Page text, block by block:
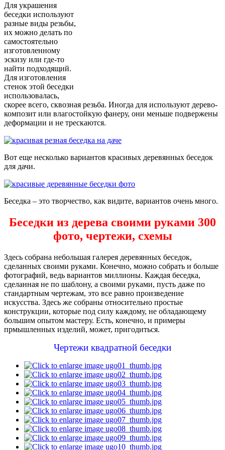
Для украшения
беседки используют
разные виды резьбы,
их можно делать по
самостоятельно
изготовленному
эскизу или где-то
найти подходящий.
Для изготовления
стенок этой беседки
использовалась,
скорее всего, сквозная резьба. Иногда для используют дерево-
композит или влагостойкую фанеру, они меньше подвержены
деформации и не трескаются.
Вот еще несколько вариантов красивых деревянных беседок
для дачи.
Беседка – это творчество, как видите, вариантов очень много.
Беседки из дерева своими руками 300
фото, чертежи, схемы
Здесь собрана небольшая галерея деревянных беседок,
сделанных своими руками. Конечно, можно собрать и больше
фотографий, ведь вариантов миллионы. Каждая беседка,
сделанная не по шаблону, а своими руками, пусть даже по
стандартным чертежам, это все равно произведение
искусства. Здесь же собраны относительно простые
конструкции, которые под силу каждому, не обладающему
большим опытом мастеру. Есть, конечно, и примеры
прмышленных изделий, может, пригодиться.
Чертежи квадратной беседки